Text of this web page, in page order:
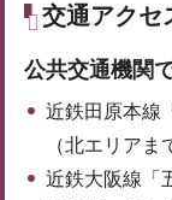
交通アクセ
公共交通機関
近鉄田原本線
（北エリアま
近鉄大阪線「